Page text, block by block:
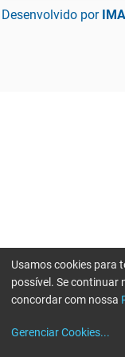
Desenvolvido por
Usamos cookies para
possível. Se continuar
concordar com nossa
Gerenciar Cookies...
Erro ao enviar